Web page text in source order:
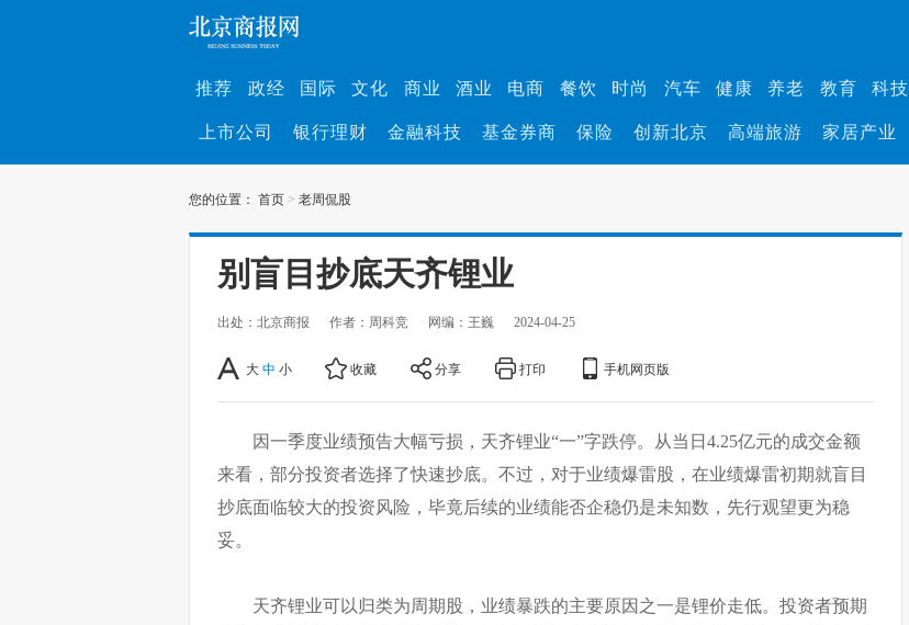
推荐 政经 国际 文化 商业 酒业 电商 餐饮 时尚 汽车 健康 养老 教育 科技
上市公司 银行理财 金融科技 基金券商 保险 创新北京 高端旅游 家居产业
您的位置： 首页 > 老周侃股
别盲目抄底天齐锂业
出处：北京商报 作者：周科竞 网编：王巍 2024-04-25
大 中 小 收藏 分享 打印 手机网页版
因一季度业绩预告大幅亏损，天齐锂业“一”字跌停。从当日4.25亿元的成交金额
来看，部分投资者选择了快速抄底。不过，对于业绩爆雷股，在业绩爆雷初期就盲目
抄底面临较大的投资风险，毕竟后续的业绩能否企稳仍是未知数，先行观望更为稳
妥。
天齐锂业可以归类为周期股，业绩暴跌的主要原因之一是锂价走低。投资者预期